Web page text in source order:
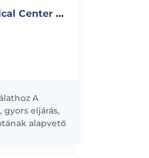
Primavera Medical Center - Spermavizsgálat
A
eljárás,
alapvető